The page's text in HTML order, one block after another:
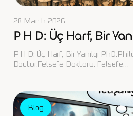
28 March 2026
P H D: Üç Harf, Bir
P H D: Üç Harf, Bir Yanılgı
Doctor.Felsefe Doktoru. Felsefe…
Blog